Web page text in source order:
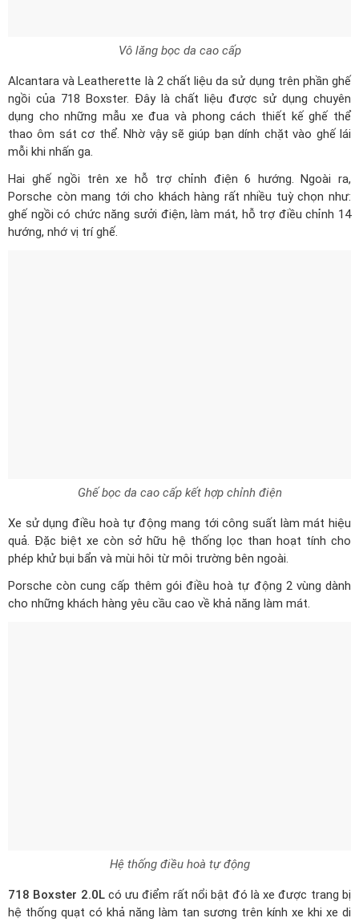
Vô lăng bọc da cao cấp
Alcantara và Leatherette là 2 chất liệu da sử dụng trên phần ghế
ngồi của 718 Boxster. Đây là chất liệu được sử dụng chuyên
dụng cho những mẫu xe đua và phong cách thiết kế ghế thể
thao ôm sát cơ thể. Nhờ vậy sẽ giúp bạn dính chặt vào ghế lái
mỗi khi nhấn ga.
Hai ghế ngồi trên xe hỗ trợ chỉnh điện 6 hướng. Ngoài ra,
Porsche còn mang tới cho khách hàng rất nhiều tuỳ chọn như:
ghế ngồi có chức năng sưởi điện, làm mát, hỗ trợ điều chỉnh 14
hướng, nhớ vị trí ghế.
Ghế bọc da cao cấp kết hợp chỉnh điện
Xe sử dụng điều hoà tự động mang tới công suất làm mát hiệu
quả. Đặc biệt xe còn sở hữu hệ thống lọc than hoạt tính cho
phép khử bụi bẩn và mùi hôi từ môi trường bên ngoài.
Porsche còn cung cấp thêm gói điều hoà tự động 2 vùng dành
cho những khách hàng yêu cầu cao về khả năng làm mát.
Hệ thống điều hoà tự động
718 Boxster 2.0Lcó ưu điểm rất nổi bật đó là xe được trang bị
hệ thống quạt có khả năng làm tan sương trên kính xe khi xe di